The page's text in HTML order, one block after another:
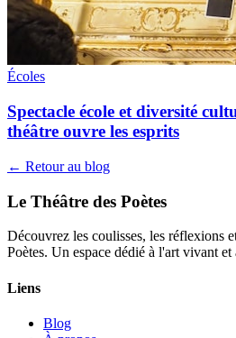
Écoles
Spectacle école et diversité
théâtre ouvre les esprits
← Retour au blog
Le Théâtre des Poètes
Découvrez les coulisses, les réflexions
Poètes. Un espace dédié à l'art vivant et
Liens
Blog